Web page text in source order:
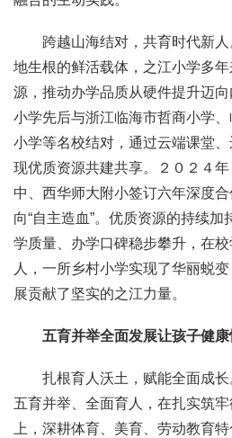
跨越山海结对，共育时代新
地生根的鲜活载体，之江小学多
源，推动办学品质从硬件提升迈
小学先后与浙江临海市哲商小学
小学等名校结对，通过云端课堂
现优质资源共建共享。２０２４
中、西华师大附小签订六年深度合
向“自主造血”。优质资源的持续
学质量、办学口碑稳步攀升，在校
人，一所乡村小学实现了华丽蜕
展贡献了坚实的之江力量。
五育并举全面发展让孩子健
扎根育人沃土，赋能全面成
五育并举、全面育人，在扎实筑
上，深耕体育、美育、劳动教育